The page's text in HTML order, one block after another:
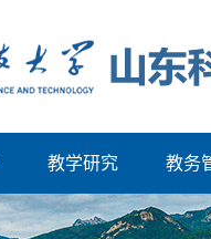
教学研究 教务